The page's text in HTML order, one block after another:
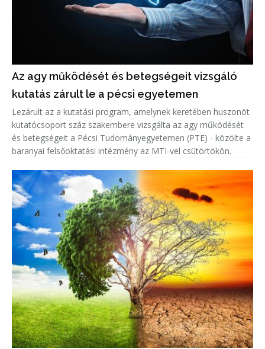
Az agy működését és betegségeit vizsgáló
kutatás zárult le a pécsi egyetemen
Lezárult az a kutatási program, amelynek keretében huszonöt
kutatócsoport száz szakembere vizsgálta az agy működését
és betegségeit a Pécsi Tudományegyetemen (PTE) - közölte a
baranyai felsőoktatási intézmény az MTI-vel csütörtökön.